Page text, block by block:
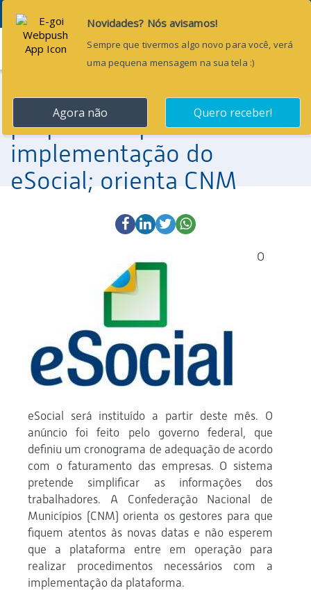
Menu
18 de janeiro de 2018
Gestores precisam estar
preparados para
implementação do
eSocial; orienta CNM
O
eSocial será instituído a partir deste mês. O
anúncio foi feito pelo governo federal, que
definiu um cronograma de adequação de acordo
com o faturamento das empresas. O sistema
pretende simplificar as informações dos
trabalhadores. A Confederação Nacional de
Municípios (CNM) orienta os gestores para que
fiquem atentos às novas datas e não esperem
que a plataforma entre em operação para
realizar procedimentos necessários com a
implementação da plataforma.